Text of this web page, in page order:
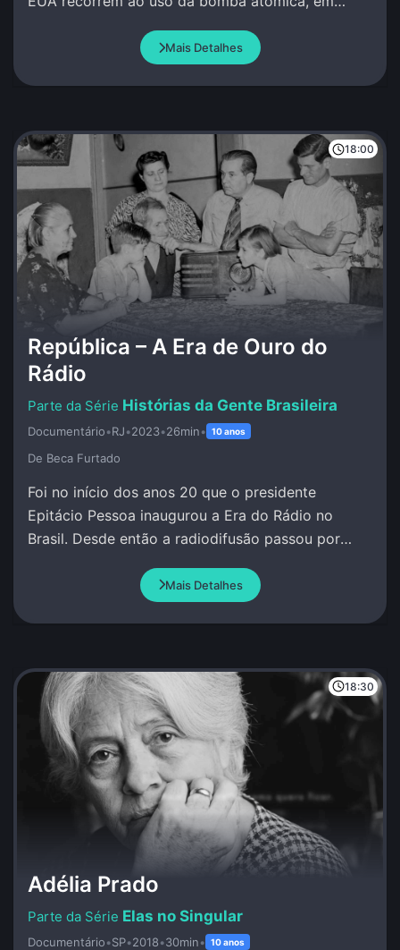
Mais Detalhes
18:00
República – A Era de Ouro do
Rádio
Histórias da Gente Brasileira
Documentário•RJ•2023•26min• 10 anos
De Beca Furtado
Foi no início dos anos 20 que o presidente
Epitácio Pessoa inaugurou a Era do Rádio no
Brasil. Desde então a radiodifusão passou por
Mais Detalhes
18:30
Adélia Prado
Elas no Singular
Documentário•SP•2018•30min• 10 anos